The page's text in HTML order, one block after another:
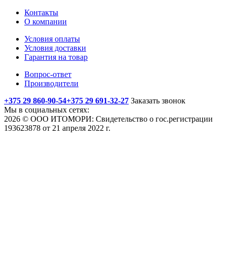
Контакты
О компании
Условия оплаты
Условия доставки
Гарантия на товар
Вопрос-ответ
Производители
+375 29 860-90-54+375 29 691-32-27 Заказать звонок
Мы в социальных сетях:
2026 © ООО ИТОМОРИ: Свидетельство о гос.регистрации
193623878 от 21 апреля 2022 г.